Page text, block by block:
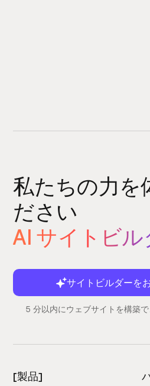
私たちの力を
ださい
AI サイトビル
サイトビルダーを
5 分以内にウェブサイトを構築で
[製品]